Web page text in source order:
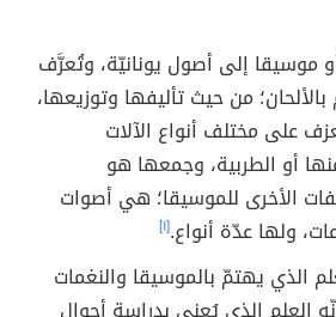
موسيقا إلى أصول يونانيّة، وتُعرَّف
من حيث تأليفها وتوزيعها،
على مختلف أنواع الآلات
أو الطربية، وجمعها هو
الأخرى للموسيقا؛ هي أصوات
ولها عدّة أنواع.[١]
الذي يهتمّ بالموسيقا والنغمات